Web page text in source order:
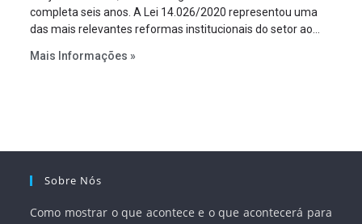
completa seis anos. A Lei 14.026/2020 representou uma
das mais relevantes reformas institucionais do setor ao
serviços, ampliar a participação da iniciativa privada,
Mais Informações »
Sobre Nós
Como mostrar o que acontece e o que acontecerá para